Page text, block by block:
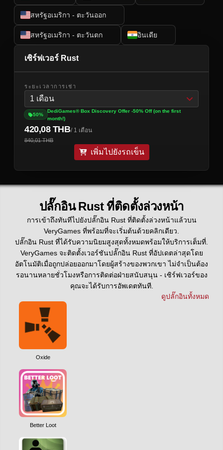
สหรัฐอเมริกา - ตะวันออก
สหรัฐอเมริกา - ตะวันตก อินเดีย
เซิร์ฟเวอร์ Rust
ระยะเวลาการเช่า
1 เดือน
50%
DediGames® Box Discovery Offer -50% Off (on the first
month!)
420,08 THB/ 1 เดือน
840,01 THB
เพิ่มไปยังรถเข็น
ปลั๊กอิน Rust ที่ติดตั้งล่วงหน้า
การเข้าถึงทันทีไปยังปลั๊กอิน Rust ที่ติดตั้งล่วงหน้าแล้วบน
VeryGames ที่พร้อมที่จะเริ่มต้นด้วยคลิกเดียว.
ปลั๊กอิน Rust ที่ได้รับความนิยมสูงสุดทั้งหมดพร้อมให้บริการเต็มที่.
VeryGames จะติดตั้งเวอร์ชันปลั๊กอิน Rust ที่อัปเดตล่าสุดโดย
อัตโนมัติเมื่อถูกปล่อยออกมาโดยผู้สร้างของพวกเขา ไม่จำเป็นต้อง
รอนานหลายชั่วโมงหรือการติดต่อฝ่ายสนับสนุน - เซิร์ฟเวอร์ของ
คุณจะได้รับการอัพเดตทันที.
ดูปลั๊กอินทั้งหมด
Oxide
Better Loot